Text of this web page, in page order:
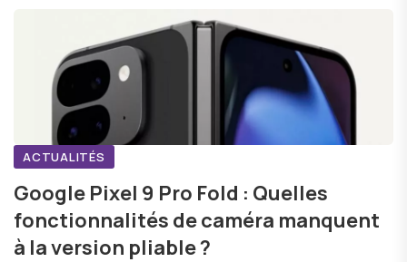
ACTUALITÉS
Google Pixel 9 Pro Fold : Quelles
fonctionnalités de caméra manquent
à la version pliable ?